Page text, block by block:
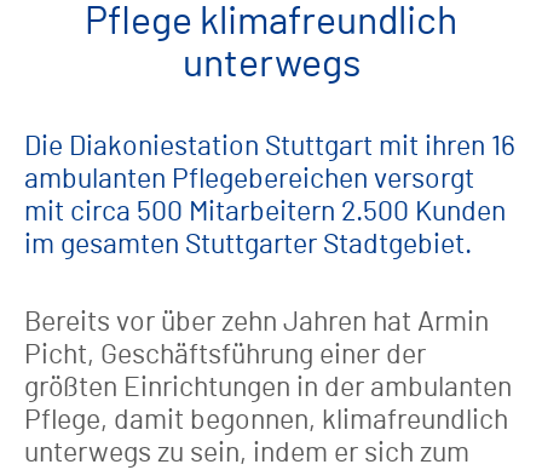
Pflege klimafreundlich
unterwegs
Die Diakoniestation Stuttgart mit ihren 16
ambulan­ten Pflegebereichen versorgt
mit circa 500 Mitarbei­tern 2.500 Kunden
im gesamten Stuttgarter Stadt­gebiet.
Bereits vor über zehn Jahren hat Armin
Picht, Geschäftsführung einer der
größten Einrichtungen in der ambulanten
Pflege, damit begonnen, klima­freundlich
unterwegs zu sein, indem er sich zum